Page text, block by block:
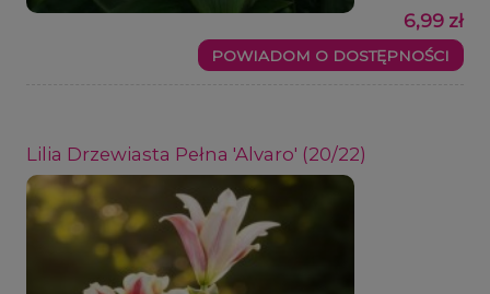
6,99 zł
POWIADOM O DOSTĘPNOŚCI
Lilia Drzewiasta Pełna 'Alvaro' (20/22)